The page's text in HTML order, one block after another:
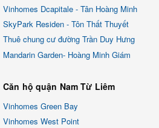
Vinhomes Dcapitale - Tân Hoàng Minh
SkyPark Residen - Tôn Thất Thuyết
Thuê chung cư đường Trần Duy Hưng
Mandarin Garden- Hoàng Minh Giám
Căn hộ quận Nam Từ Liêm
Vinhomes Green Bay
Vinhomes West Point